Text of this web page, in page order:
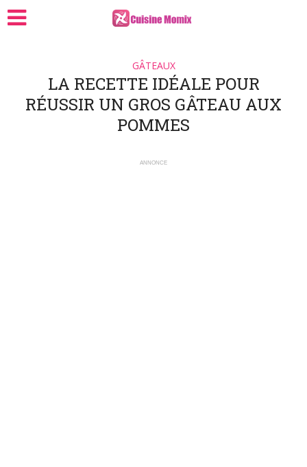
GÂTEAUX
LA RECETTE IDÉALE POUR
RÉUSSIR UN GROS GÂTEAU AUX
POMMES
ANNONCE